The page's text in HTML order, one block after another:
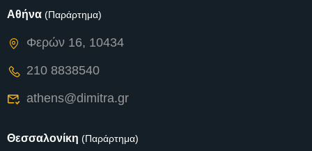
Αθήνα (Παράρτημα)
Φερών 16, 10434
210 8838540
athens@dimitra.gr
Θεσσαλονίκη (Παράρτημα)